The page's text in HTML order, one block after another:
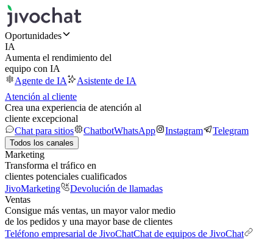
Oportunidades
IA
Aumenta el rendimiento del
equipo con IA
Agente de IA
Asistente de IA
Atención al cliente
Crea una experiencia de atención al
cliente excepcional
Chat para sitios
ChatbotWhatsApp Instagram Telegram
Todos los canales
Marketing
Transforma el tráfico en
clientes potenciales cualificados
JivoMarketing
Devolución de llamadas
Ventas
Consigue más ventas, un mayor valor medio
de los pedidos y una mayor base de clientes
Teléfono empresarial de JivoChatChat de equipos de JivoChat